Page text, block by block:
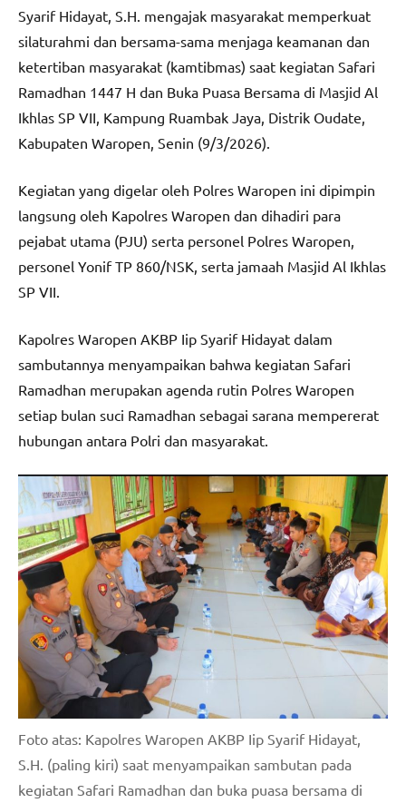
Syarif Hidayat, S.H. mengajak masyarakat memperkuat
silaturahmi dan bersama-sama menjaga keamanan dan
ketertiban masyarakat (kamtibmas) saat kegiatan Safari
Ramadhan 1447 H dan Buka Puasa Bersama di Masjid Al
Ikhlas SP VII, Kampung Ruambak Jaya, Distrik Oudate,
Kabupaten Waropen, Senin (9/3/2026).
Kegiatan yang digelar oleh Polres Waropen ini dipimpin
langsung oleh Kapolres Waropen dan dihadiri para
pejabat utama (PJU) serta personel Polres Waropen,
personel Yonif TP 860/NSK, serta jamaah Masjid Al Ikhlas
SP VII.
Kapolres Waropen AKBP Iip Syarif Hidayat dalam
sambutannya menyampaikan bahwa kegiatan Safari
Ramadhan merupakan agenda rutin Polres Waropen
setiap bulan suci Ramadhan sebagai sarana mempererat
hubungan antara Polri dan masyarakat.
Foto atas: Kapolres Waropen AKBP Iip Syarif Hidayat,
S.H. (paling kiri) saat menyampaikan sambutan pada
kegiatan Safari Ramadhan dan buka puasa bersama di